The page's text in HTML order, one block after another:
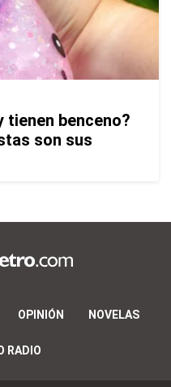
tienen benceno?
son sus
OPINIÓN NOVELAS
RADIO